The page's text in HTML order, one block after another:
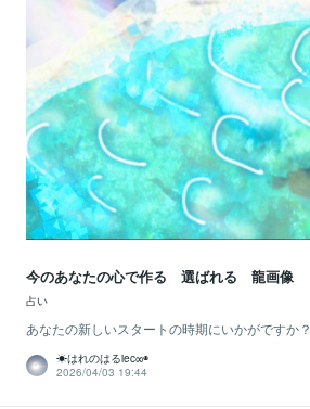
今のあなたの心で作る 選ばれる 龍画像
占い
あなたの新しいスタートの時期にいかがですか？
☀はれのはるiec∞◉
2026/04/03 19:44